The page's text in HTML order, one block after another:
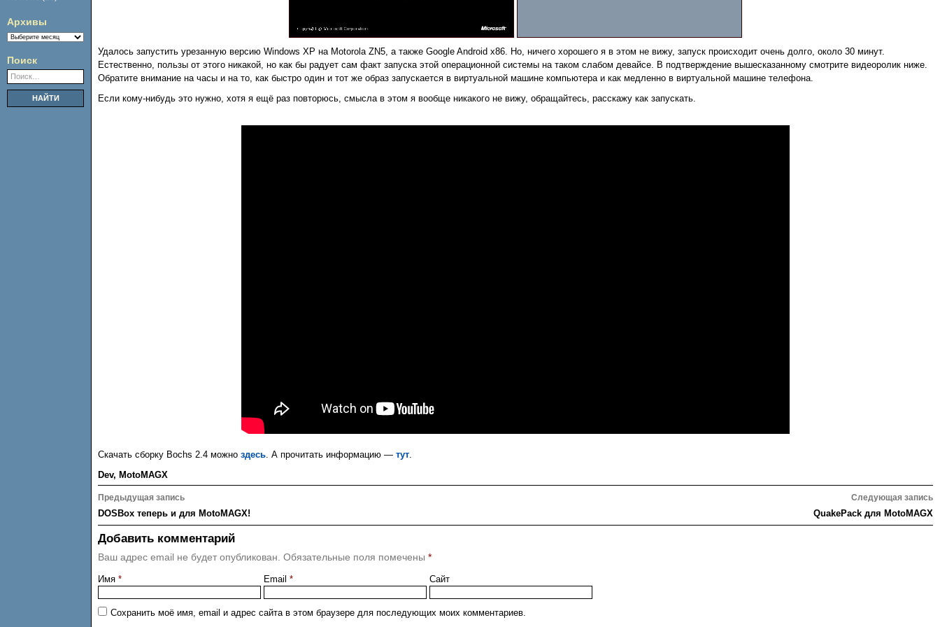
Архивы
Архивы
Поиск
Удалось запустить урезанную версию Windows XP на Motorola ZN5, а также Google Android x86. Но, ничего хорошего я в этом не вижу, запуск происходит очень долго, около 30 минут.
Естественно, пользы от этого никакой, но как бы радует сам факт запуска этой операционной системы на таком слабом девайсе. В подтверждение вышесказанному смотрите видеоролик ниже.
Обратите внимание на часы и на то, как быстро один и тот же образ запускается в виртуальной машине компьютера и как медленно в виртуальной машине телефона.
Если кому-нибудь это нужно, хотя я ещё раз повторюсь, смысла в этом я вообще никакого не вижу, обращайтесь, расскажу как запускать.
Скачать сборку Bochs 2.4 можно здесь. А прочитать информацию — тут.
Dev, MotoMAGX
Навигация
по
записям
Предыдущая запись
DOSBox теперь и для MotoMAGX!
Следующая запись
QuakePack для MotoMAGX
Добавить комментарий
Ваш адрес email не будет опубликован. Обязательные поля помечены *
Имя * Email * Сайт
Сохранить моё имя, email и адрес сайта в этом браузере для последующих моих комментариев.